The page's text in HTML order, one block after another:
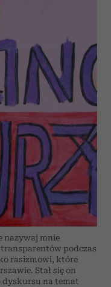
nazywaj mnie
podczas
rasizmowi, które
Stał się on
dyskursu na temat